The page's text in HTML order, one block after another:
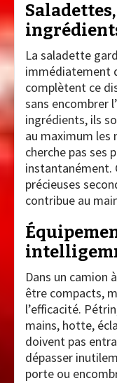
La saladette
immédiatement
complètent ce
sans encombrer
ingrédients, ils
au maximum les
cherche pas ses
précieuses
contribue au
Dans un camion
être compacts,
l’efficacité.
mains, hotte,
doivent pas
dépasser
porte ou